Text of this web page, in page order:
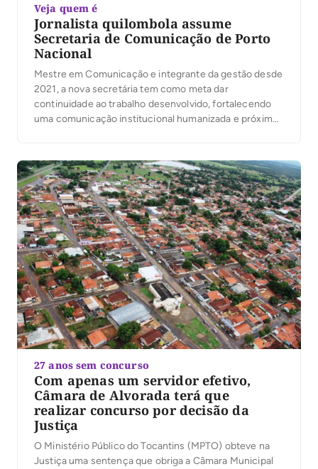
Veja quem é
Jornalista quilombola assume
Secretaria de Comunicação de Porto
Nacional
Mestre em Comunicação e integrante da gestão desde
2021, a nova secretária tem como meta dar
continuidade ao trabalho desenvolvido, fortalecendo
uma comunicação institucional humanizada e próxima
27 anos sem concurso
Com apenas um servidor efetivo,
Câmara de Alvorada terá que
realizar concurso por decisão da
Justiça
O Ministério Público do Tocantins (MPTO) obteve na
Justiça uma sentença que obriga a Câmara Municipal